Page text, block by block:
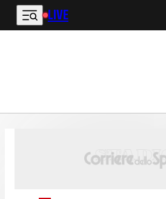
Vai al contenuto principale
LIVE